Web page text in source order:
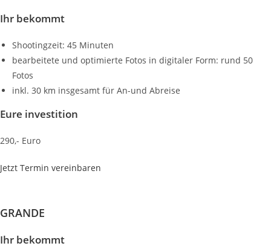
Ihr bekommt
Shootingzeit: 45 Minuten
bearbeitete und optimierte Fotos in digitaler Form: rund 50
Fotos
inkl. 30 km insgesamt für An-und Abreise
Eure investition
290,- Euro
Jetzt Termin vereinbaren
GRANDE
Ihr bekommt